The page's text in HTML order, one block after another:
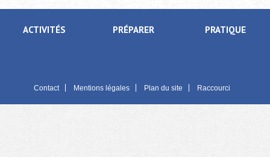
ACTIVITÉS PRÉPARER PRATIQUE
Contact Mentions légales Plan du site Raccourci